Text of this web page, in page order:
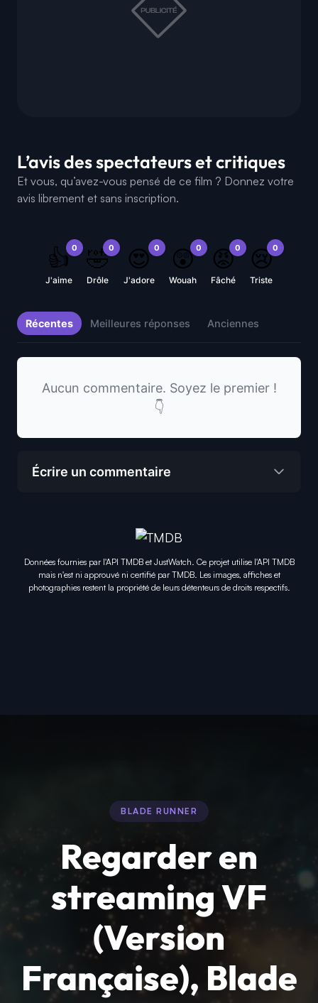
L’avis des spectateurs et critiques
Et vous, qu’avez-vous pensé de ce film ? Donnez votre
avis librement et sans inscription.
0
👍
J'aime
0
🤣
Drôle
0
😍
J'adore
0
😲
Wouah
0
😡
Fâché
0
😢
Triste
Récentes Meilleures réponses Anciennes
Aucun commentaire. Soyez le premier !
👇
Écrire un commentaire
Données fournies par l'API TMDB et JustWatch. Ce projet utilise l'API TMDB
mais n'est ni approuvé ni certifié par TMDB. Les images, affiches et
photographies restent la propriété de leurs détenteurs de droits respectifs.
BLADE RUNNER
Regarder en
streaming VF
(Version
Française), Blade